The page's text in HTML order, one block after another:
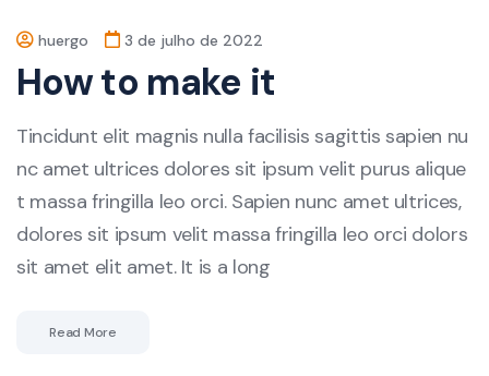
huergo 3 de julho de 2022
How to make it
Tincidunt elit magnis nulla facilisis sagittis sapien nu
nc amet ultrices dolores sit ipsum velit purus alique
t massa fringilla leo orci. Sapien nunc amet ultrices,
dolores sit ipsum velit massa fringilla leo orci dolors
sit amet elit amet. It is a long
Read More